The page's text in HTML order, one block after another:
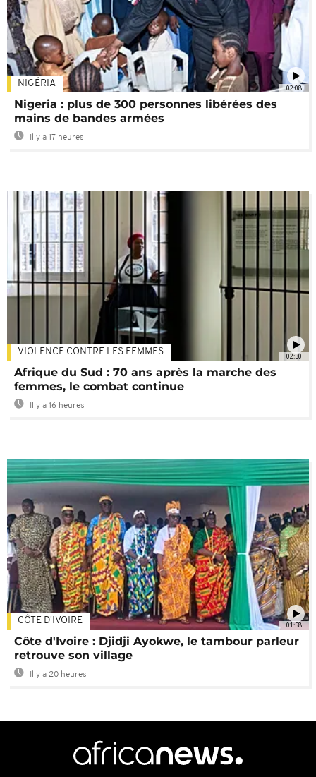
02:08
NIGÉRIA
Nigeria : plus de 300 personnes libérées des
mains de bandes armées
Il y a 17 heures
02:30
VIOLENCE CONTRE LES FEMMES
Afrique du Sud : 70 ans après la marche des
femmes, le combat continue
Il y a 16 heures
01:58
CÔTE D'IVOIRE
Côte d'Ivoire : Djidji Ayokwe, le tambour parleur
retrouve son village
Il y a 20 heures